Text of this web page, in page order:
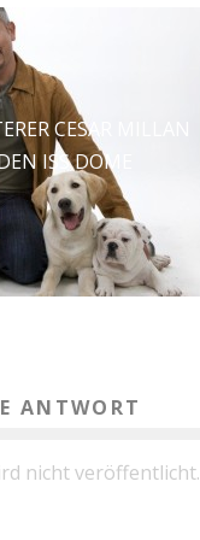
CESAR MILLAN
ISS DOME
ANTWORT
nicht veröffentlicht.